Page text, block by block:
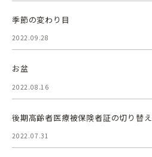
季節の変わり目
2022.09.28
お盆
2022.08.16
後期高齢者医療被保険者証の切り替え
2022.07.31